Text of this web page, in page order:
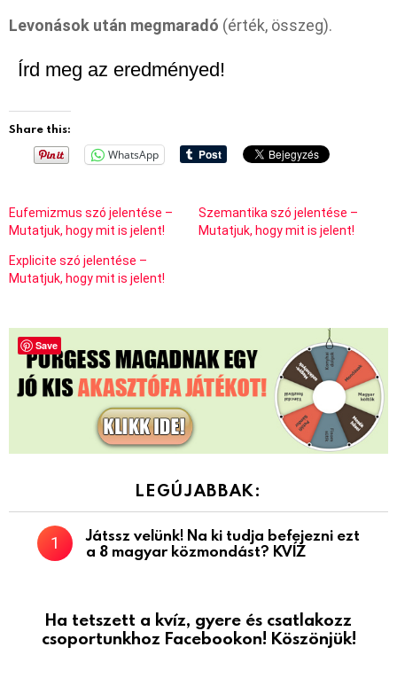
Levonások után megmaradó (érték, összeg).
Írd meg az eredményed!
Share this:
WhatsApp
Eufemizmus szó jelentése –
Mutatjuk, hogy mit is jelent!
Szemantika szó jelentése –
Mutatjuk, hogy mit is jelent!
Explicite szó jelentése –
Mutatjuk, hogy mit is jelent!
LEGÚJABBAK:
Játssz velünk! Na ki tudja befejezni ezt
a 8 magyar közmondást? KVÍZ
Ha tetszett a kvíz, gyere és csatlakozz
csoportunkhoz Facebookon! Köszönjük!
Save